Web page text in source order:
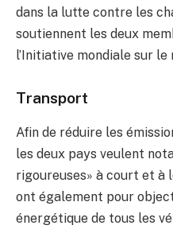
dans la lutte contre les
soutiennent les deux
l’Initiative mondiale sur le
Transport
Afin de réduire les
les deux pays veulent
rigoureuses» à court et à
ont également pour
énergétique de tous les